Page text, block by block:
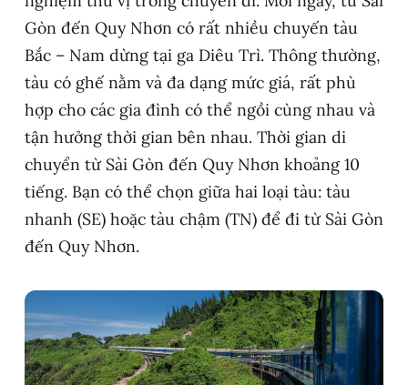
Gòn đến Quy Nhơn có rất nhiều chuyến tàu
Bắc – Nam dừng tại ga Diêu Trì. Thông thường,
tàu có ghế nằm và đa dạng mức giá, rất phù
hợp cho các gia đình có thể ngồi cùng nhau và
tận hưởng thời gian bên nhau. Thời gian di
chuyển từ Sài Gòn đến Quy Nhơn khoảng 10
tiếng. Bạn có thể chọn giữa hai loại tàu: tàu
nhanh (SE) hoặc tàu chậm (TN) để đi từ Sài Gòn
đến Quy Nhơn.